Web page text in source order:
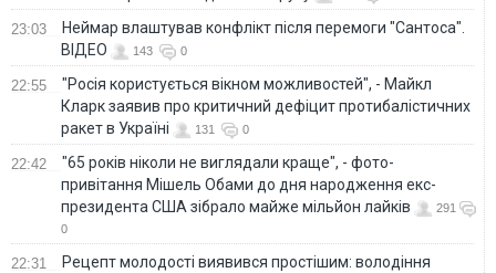
23:03
Неймар влаштував конфлікт після перемоги "Сантоса".
ВІДЕО
143 0
22:55
"Росія користується вікном можливостей", - Майкл
Кларк заявив про критичний дефіцит протибалістичних
ракет в Україні
131 0
22:42
"65 років ніколи не виглядали краще", - фото-
привітання Мішель Обами до дня народження екс-
президента США зібрало майже мільйон лайків
291
0
22:31
Рецепт молодості виявився простішим: володіння